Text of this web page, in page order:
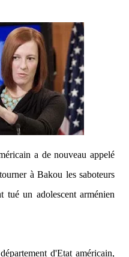
a de nouveau appelé
à Bakou les saboteurs
tué un adolescent arménien
d'Etat américain,